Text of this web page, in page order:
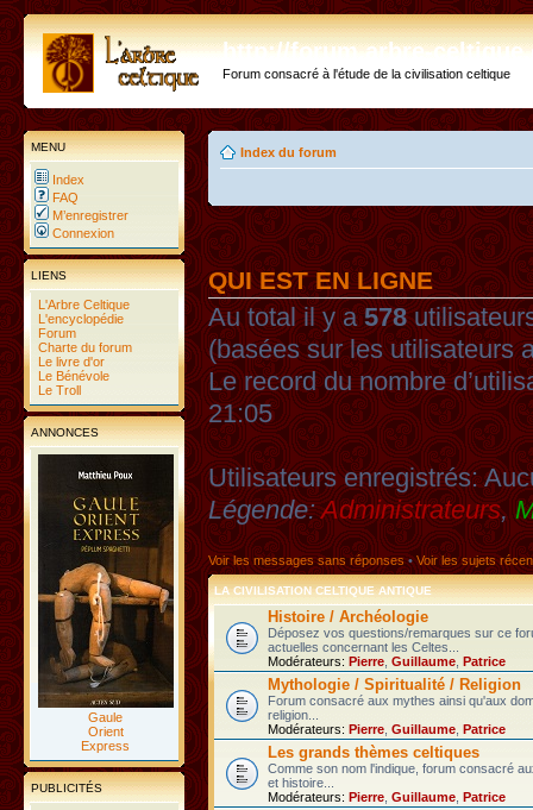
http://forum.arbre-
Forum consacré à l'étude de la civilisation celtique
MENU
Index
FAQ
M’enregistrer
Connexion
LIENS
L'Arbre Celtique
L'encyclopédie
Forum
Charte du forum
Le livre d'or
Le Bénévole
Le Troll
ANNONCES
Gaule
Orient
Express
PUBLICITÉS
Index du forum
QUI EST EN LIGNE
Au total il y a578
(basées sur les utilisateurs
Le record du nombre
21:05
Utilisateurs enregistrés:
Légende:Administrateurs,
Voir les messages sans réponses•Voir les sujets
LA CIVILISATION CELTIQUE ANTIQUE
Histoire / Archéologie
Déposez vos questions/remarques sur ce
actuelles concernant les Celtes...
Modérateurs: Pierre Guillaume Patrice
Mythologie / Spiritualité / Religion
Forum consacré aux mythes ainsi qu'aux
religion...
Modérateurs: Pierre Guillaume Patrice
Les grands thèmes celtiques
Comme son nom l'indique, forum consacré
et histoire...
Modérateurs: Pierre Guillaume Patrice